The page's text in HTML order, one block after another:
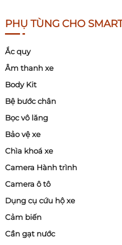
PHỤ TÙNG CHO
Ắc quy
Âm thanh xe
Body Kit
Bệ bước chân
Bọc vô lăng
Bảo vệ xe
Chìa khoá xe
Camera Hành trình
Camera ô tô
Dụng cụ cứu hộ xe
Cảm biến
Cần gạt nước